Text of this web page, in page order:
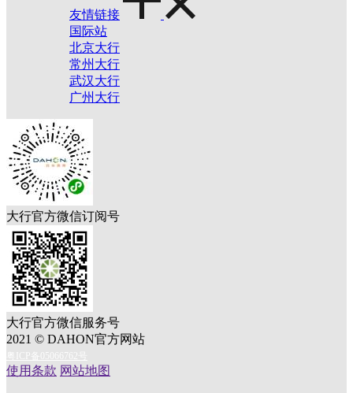
友情链接
国际站
北京大行
常州大行
武汉大行
广州大行
大行官方微信订阅号
大行官方微信服务号
2021 © DAHON官方网站
粤ICP备05066762号
使用条款 网站地图